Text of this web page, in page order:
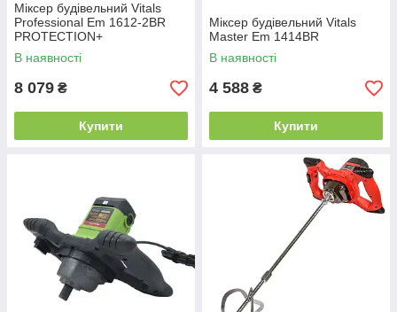
Міксер будівельний Vitals
Professional Em 1612-2BR
PROTECTION+
В наявності
8 079 ₴
Купити
Міксер будівельний Vitals
Master Em 1414BR
В наявності
4 588 ₴
Купити